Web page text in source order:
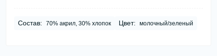
Состав: 70% акрил, 30% хлопок Цвет: молочный/зеленый